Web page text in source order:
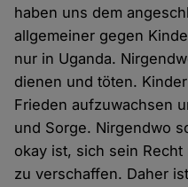
haben uns dem
allgemeiner gegen
nur in Uganda.
dienen und töten.
Frieden aufzuwachsen
und Sorge. Nirgendwo
okay ist, sich sein
zu verschaffen. Daher